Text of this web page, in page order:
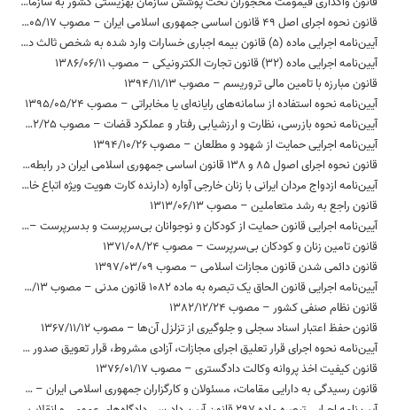
قانون نحوه اجرای اصل 49 قانون اساسی جمهوری اسلامی ایران – مصوب 1363/05/17
آیین‌نامه اجرایی ماده (5) قانون بیمه اجباری خسارات وارد شده به شخص ثالث در اثر حوادث ناشی از وسایل نقلیه – مصوب 1397/02/16
آیین‌نامه اجرایی ماده (32) قانون تجارت الکترونیکی – مصوب 1386/06/11
قانون مبارزه با تامین مالی تروریسم – مصوب 1394/11/13
آیین‌نامه نحوه استفاده از سامانه‌های رایانه‌ای یا مخابراتی – مصوب 1395/05/24
آیین‌نامه نحوه بازرسی، نظارت و ارزشیابی رفتار و عملکرد قضات – مصوب 1392/02/25
آیین‌نامه اجرایی حمایت از شهود و مطلعان – مصوب 1394/10/26
قانون نحوه اجرای اصول 85 و 138 قانون اساسی جمهوری اسلامی ایران در رابطه با‌ مسئولیت‌های رئیس مجلس شورای اسلامی – مصوب 1368/10/26
آیین‌نامه‌ ازدواج‌ مردان‌ ایرانی‌ با زنان‌ خارجی‌ آواره‌ (دارنده کارت هویت ویژه اتباع خارجه) – مصوب 1382/01/24
قانون راجع به رشد متعاملین – مصوب 1313/06/13
آیین‌نامه اجرایی قانون حمایت از کودکان و نوجوانان بی‌سرپرست و بدسرپرست – مصوب 1394/04/14
قانون تامین زنان و کودکان بی‌سرپرست – مصوب 1371/08/24
قانون دائمی شدن قانون مجازات اسلامی – مصوب 1397/03/09
آیین‌نامه اجرایی قانون الحاق یک تبصره به ماده 1082 قانون مدنی – مصوب 1377/02/13
قانون نظام صنفی کشور – مصوب 1382/12/24
قانون حفظ اعتبار اسناد سجلی و جلوگیری از تزلزل آن‌ها – مصوب 1367/11/12
آیین‌نامه نحوه اجرای قرار تعلیق اجرای مجازات، آزادی مشروط، قرار تعویق صدور حکم، نظام نیمه آزادی و آزادی تحت نظارت سامانه‌های الکترونیکی و جایگزین‌های حبس – مصوب 1398/02/03
قانون کیفیت اخذ پروانه وکالت دادگستری – مصوب 1376/01/17
قانون رسیدگی به دارایی مقامات، مسئولان و کارگزاران جمهوری اسلامی ایران – مصوب 1394/08/09